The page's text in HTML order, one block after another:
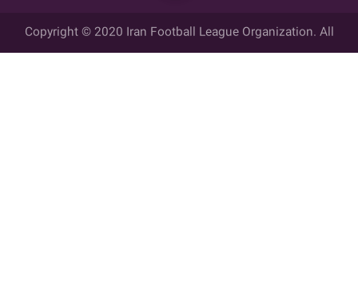
Copyright © 2020 Iran Football League Organization. All